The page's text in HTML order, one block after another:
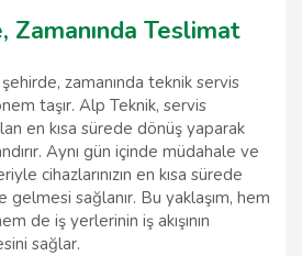
Zamanında Teslimat
zamanında teknik servis
taşır. Alp Teknik, servis
en kısa sürede dönüş yaparak
Aynı gün içinde müdahale ve
cihazlarınızın en kısa sürede
gelmesi sağlanır. Bu yaklaşım, hem
de iş yerlerinin iş akışının
sağlar.